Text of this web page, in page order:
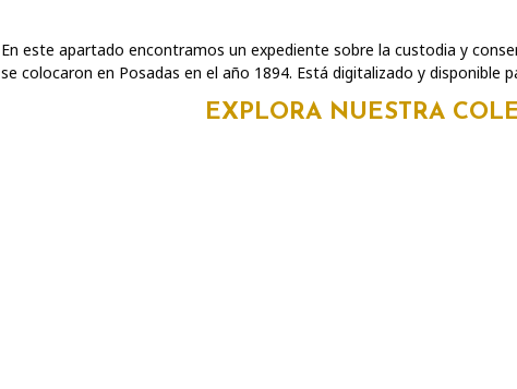
En este apartado encontramos un expediente sobre la custodia y
se colocaron en Posadas en el año 1894. Está digitalizado y disponible
EXPLORA NUESTRA